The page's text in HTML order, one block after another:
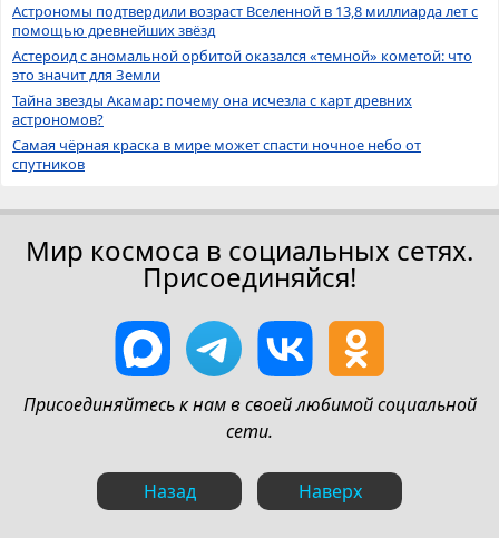
Астрономы подтвердили возраст Вселенной в 13,8 миллиарда лет с
помощью древнейших звёзд
Астероид с аномальной орбитой оказался «темной» кометой: что
это значит для Земли
Тайна звезды Акамар: почему она исчезла с карт древних
астрономов?
Самая чёрная краска в мире может спасти ночное небо от
спутников
Мир космоса в социальных сетях.
Присоединяйся!
Присоединяйтесь к нам в своей любимой социальной
сети.
Назад Наверх